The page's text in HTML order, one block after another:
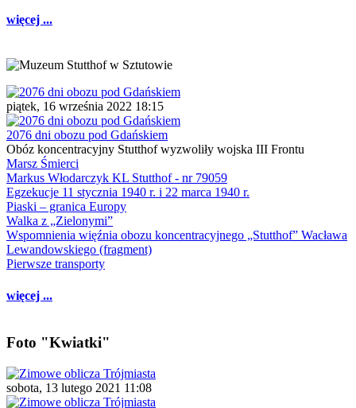
więcej ...
piątek, 16 września 2022 18:15
2076 dni obozu pod Gdańskiem
Obóz koncentracyjny Stutthof wyzwoliły wojska III Frontu
Marsz Śmierci
Markus Włodarczyk KL Stutthof - nr 79059
Egzekucje 11 stycznia 1940 r. i 22 marca 1940 r.
Piaski – granica Europy
Walka z „Zielonymi”
Wspomnienia więźnia obozu koncentracyjnego „Stutthof” Wacława
Lewandowskiego (fragment)
Pierwsze transporty
więcej ...
Foto "Kwiatki"
sobota, 13 lutego 2021 11:08